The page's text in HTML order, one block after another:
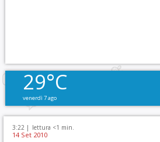
29°C
venerdì 7 ago
3:22 | lettura <1 min.
14 Set 2010